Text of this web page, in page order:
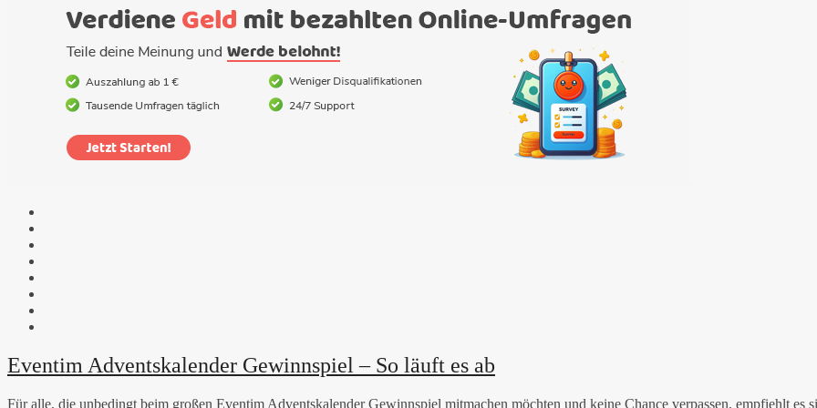
Eventim Adventskalender Gewinnspiel – So läuft es ab
Für alle, die unbedingt beim großen Eventim Adventskalender Gewinnspiel mitmachen möchten und keine Chance verpassen, empfiehlt es